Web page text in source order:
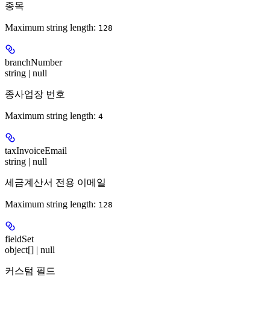
종목
Maximum string length: 128
branchNumber
string | null
종사업장 번호
Maximum string length: 4
taxInvoiceEmail
string | null
세금계산서 전용 이메일
Maximum string length: 128
fieldSet
object[] | null
커스텀 필드